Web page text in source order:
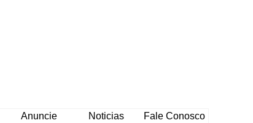
Anuncie Noticias Fale Conosco